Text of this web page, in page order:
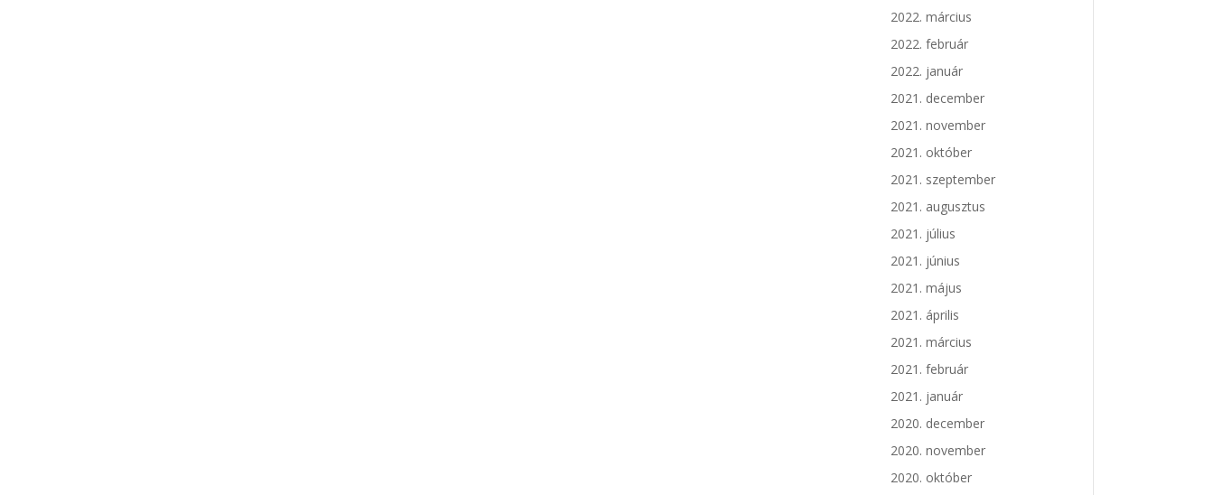
2022. március
2022. február
2022. január
2021. december
2021. november
2021. október
2021. szeptember
2021. augusztus
2021. július
2021. június
2021. május
2021. április
2021. március
2021. február
2021. január
2020. december
2020. november
2020. október